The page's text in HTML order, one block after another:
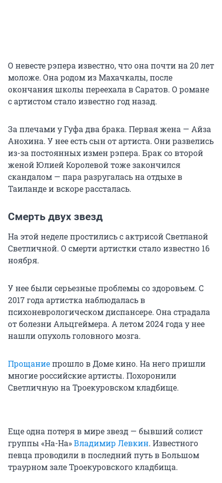
О невесте рэпера известно, что она почти на 20 лет
моложе. Она родом из Махачкалы, после
окончания школы переехала в Саратов. О романе
с артистом стало известно год назад.
За плечами у Гуфа два брака. Первая жена — Айза
Анохина. У нее есть сын от артиста. Они развелись
из-за постоянных измен рэпера. Брак со второй
женой Юлией Королевой тоже закончился
скандалом — пара разругалась на отдыхе в
Таиланде и вскоре рассталась.
Смерть двух звезд
На этой неделе простились с актрисой Светланой
Светличной. О смерти артистки стало известно 16
ноября.
У нее были серьезные проблемы со здоровьем. С
2017 года артистка наблюдалась в
психоневрологическом диспансере. Она страдала
от болезни Альцгеймера. А летом 2024 года у нее
нашли опухоль головного мозга.
Прощаниепрошло в Доме кино. На него пришли
многие российские артисты. Похоронили
Светличную на Троекуровском кладбище.
Еще одна потеря в мире звезд — бывший солист
группы «На-На»Владимир Левкин. Известного
певца проводили в последний путь в Большом
траурном зале Троекуровского кладбища.